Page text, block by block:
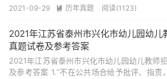
2021-09-29  历年真题 阅读(1123)
2021年江苏省泰州市兴化市幼儿园幼
真题试卷及参考答案
2021年江苏省泰州市兴化市幼儿园幼儿教师
及参考答案 1.“不在公共场合给予批评、指责